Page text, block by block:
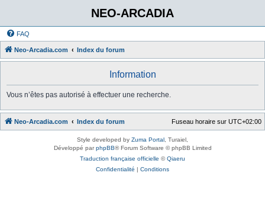
NEO-ARCADIA
FAQ
Neo-Arcadia.com Index du forum
Information
Vous n’êtes pas autorisé à effectuer une recherche.
Neo-Arcadia.com Index du forum Fuseau horaire sur UTC+02:00
Style developed by Zuma Portal , Turaiel,
Développé parphpBB® Forum Software © phpBB Limited
Traduction française officielle ©Qiaeru
Confidentialité | Conditions